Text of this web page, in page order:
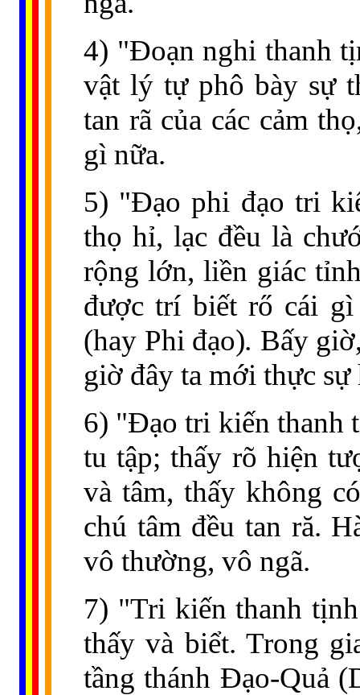
4) "Đoạn nghi thanh
vật lý tự phô bày sự
tan rã của các cảm
gì nữa.
5) "Đạo phi đạo tri
thọ hỉ, lạc đều là
rộng lớn, liền giác
được trí biết rő cái
(hay Phi đạo). Bấy
giờ đây ta mới thực sự
6) "Đạo tri kiến thanh
tu tập; thấy rõ hiện
và tâm, thấy không
chú tâm đều tan ră.
vô thường, vô ngã.
7) "Tri kiến thanh
thấy và biểt. Trong
tầng thánh Đạo-Quả